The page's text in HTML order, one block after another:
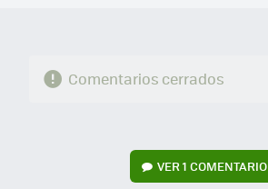
Comentarios cerrados
VER1 COMENTARIO